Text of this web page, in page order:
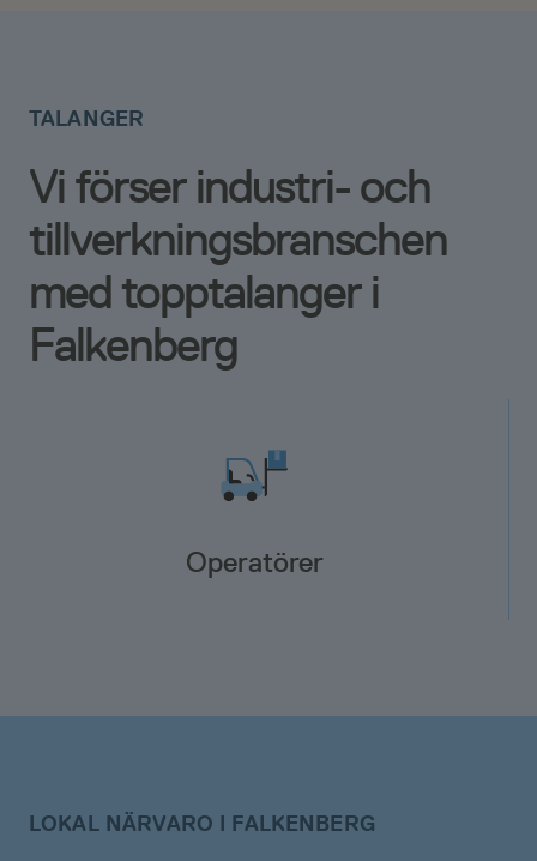
Vi förser industri- och
tillverkningsbranschen
med topptalanger i
Falkenberg
TALANGER
Operatörer
LOKAL NÄRVARO I FALKENBERG